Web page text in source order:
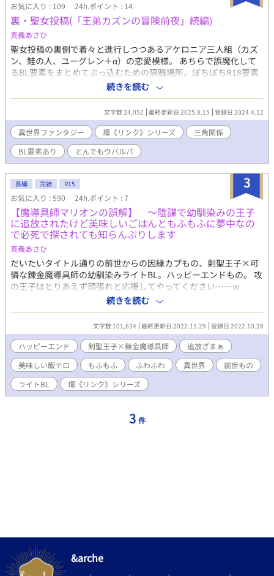
お気に入り : 109 24h.ポイント : 14
裏・聖女投稿(「王弟カズンの冒険前夜」続編)
真義あさひ
聖女投稿の裏側で着々と進行しつつあるアケロニア三人組（カズ
ン、鮭の人、ユーグレン＋α）の恋愛模様。 あちらで誤魔化して
るBL要素をまとめてぶっ込むための隔離場所。ぼちぼちR18要素
あり。 大体ユーグレンが空回っているお話の予定。 ※「王弟カズ
ンの冒険前夜（ムーンライトノベルズのBL版）」と「聖女投稿」
をご覧になってる方向けのお話。 ※アルファポリスではBL版を取
り下げてファンタジー版と別物化したため、BLの本作は新規ペー
ジで公開しております。
続きを読む
文字数 24,052 最終更新日 2025.8.15 登録日 2024.4.12
異世界ファンタジー 環《リンク》シリーズ
三角関係
BL要素あり
とんでもウパルパ
3
長編 完結 R15
お気に入り : 590 24h.ポイント : 7
【魔導具師マリオンの誤解】 ～陰謀で幼馴染みの王子
に追放されたけど美味しいごはんともふもふに夢中なの
で必死で探されても知らんぷりします
真義あさひ
だいたいタイトル通りの前世からの因縁カプもの、剣聖王子×可
憐な錬金魔導具師の幼馴染みライトBL。ハッピーエンドもの。 攻
の王子はとりあえず頑張れと応援してやってください……w
◇◇◇ 「マリオン・ブルー。貴様のような能無しはこの誉れある
研究学園には必要ない！ 本日をもって退学処分を言い渡す！」
マリオンはいくつもコンクールで受賞している優秀な魔導具師
だ。業績を見込まれて幼馴染みの他国の王子に研究学園の講師と
して招かれたのだが……なぜか生徒に間違われ、自分を呼び寄せ
たはずの王子からは嫌がらせのオンパレード。 ついに退学の追放
処分まで言い渡されて意味がわからない。 （だから僕は学生じゃ
ないよ、講師！ 追放するなら退学じゃなくて解雇でしょ！？）
マリオンにとって王子は初恋の人だ。幼い頃みたく仲良くしたい
を踏みつけられ、傷つけられて折れた心を抱え泣きながら逃げ出
すことになる。 だがそれはすべて誤解だった。王子は偽物で、本
続きを読む
文字数 101,634 最終更新日 2022.11.29 登録日 2022.10.28
ハッピーエンド 剣聖王子×錬金魔導具師
追放ざまぁ
美味しい飯テロ
もふもふ ふわふわ 異世界
前世もの
ライトBL
環《リンク》シリーズ
3 件
&arche